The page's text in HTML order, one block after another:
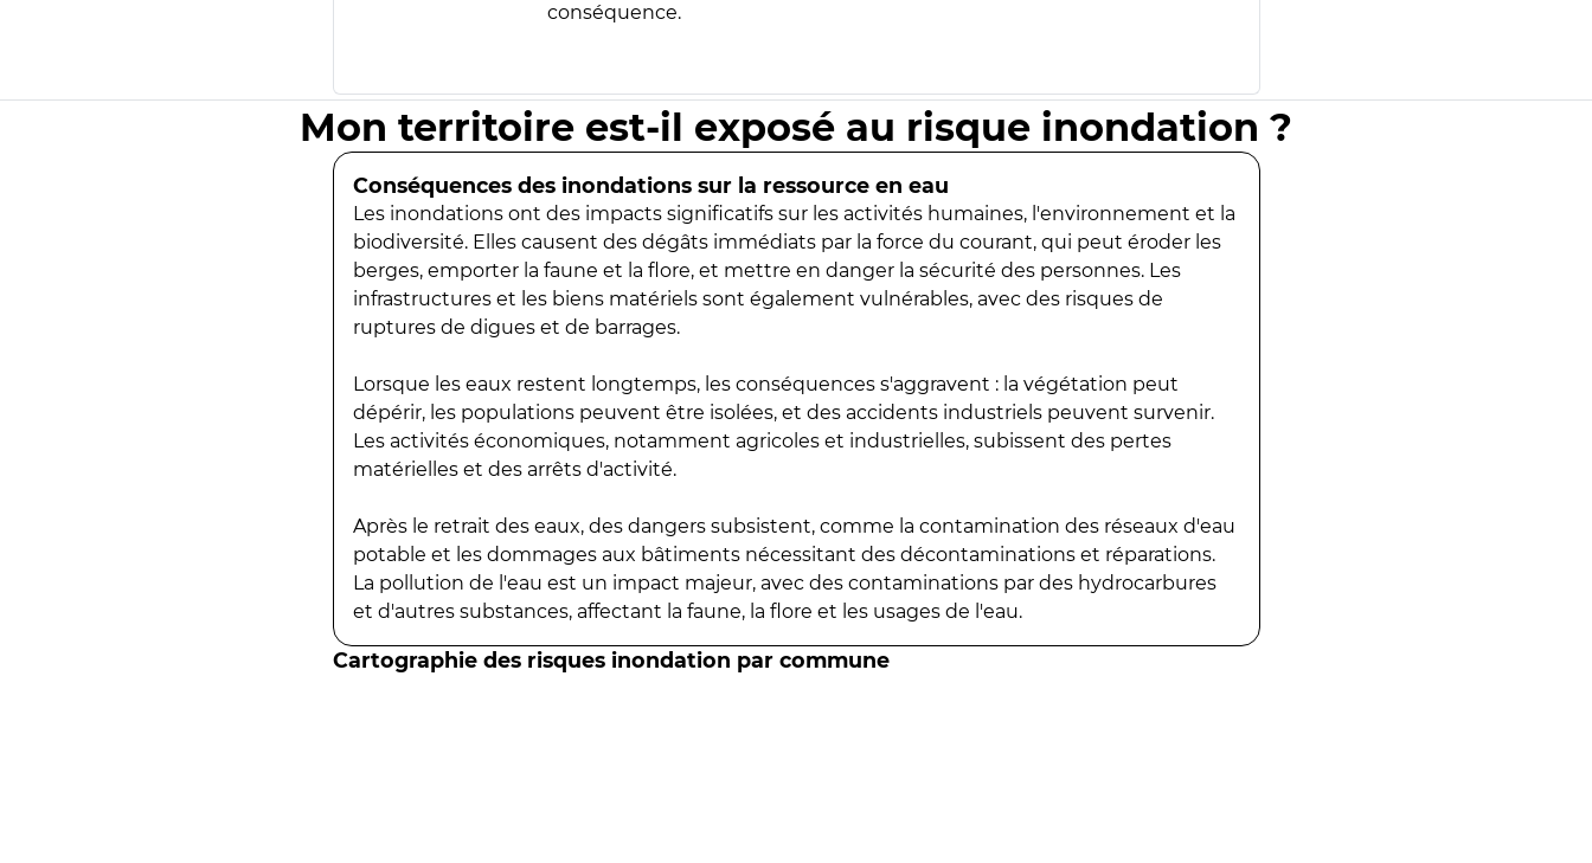
conséquence.
Mon territoire est-il exposé au risque inondation ?
Conséquences des inondations sur la ressource en eau
Les inondations ont des impacts significatifs sur les activités humaines, l'environnement et la
biodiversité. Elles causent des dégâts immédiats par la force du courant, qui peut éroder les
berges, emporter la faune et la flore, et mettre en danger la sécurité des personnes. Les
infrastructures et les biens matériels sont également vulnérables, avec des risques de
ruptures de digues et de barrages.
Lorsque les eaux restent longtemps, les conséquences s'aggravent : la végétation peut
dépérir, les populations peuvent être isolées, et des accidents industriels peuvent survenir.
Les activités économiques, notamment agricoles et industrielles, subissent des pertes
matérielles et des arrêts d'activité.
Après le retrait des eaux, des dangers subsistent, comme la contamination des réseaux d'eau
potable et les dommages aux bâtiments nécessitant des décontaminations et réparations.
La pollution de l'eau est un impact majeur, avec des contaminations par des hydrocarbures
et d'autres substances, affectant la faune, la flore et les usages de l'eau.
Cartographie des risques inondation par commune